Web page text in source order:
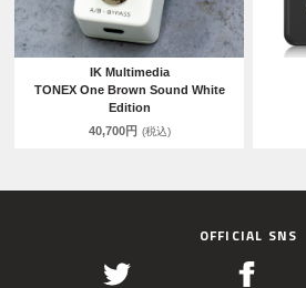
IK Multimedia
TONEX One Brown Sound White
Edition
40,700円 (税込)
OFFICIAL SNS